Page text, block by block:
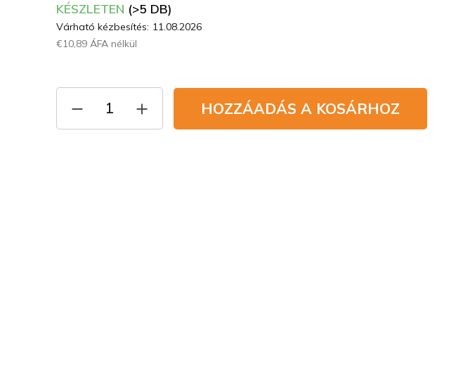
csillag.
KÉSZLETEN (>5 DB)
Várható kézbesítés: 11.08.2026
€10,89 ÁFA nélkül
HOZZÁADÁS A KOSÁRHOZ